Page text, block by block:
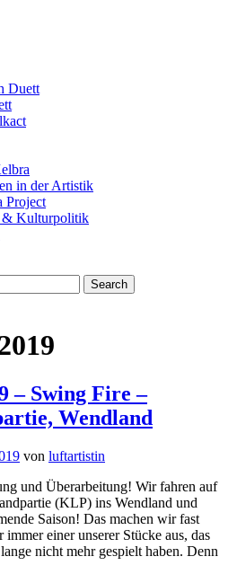
Duett
in der Artistik
Project
& Kulturpolitik
– Swing Fire –
Wendland
von luftartistin
und Überarbeitung! Wir fahren auf
(KLP) ins Wendland und
Saison! Das machen wir fast
einer unserer Stücke aus, das
nicht mehr gespielt haben. Denn